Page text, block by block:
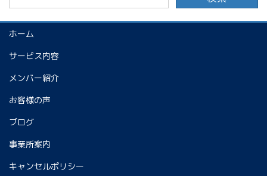
ホーム
サービス内容
メンバー紹介
お客様の声
ブログ
事業所案内
キャンセルポリシー